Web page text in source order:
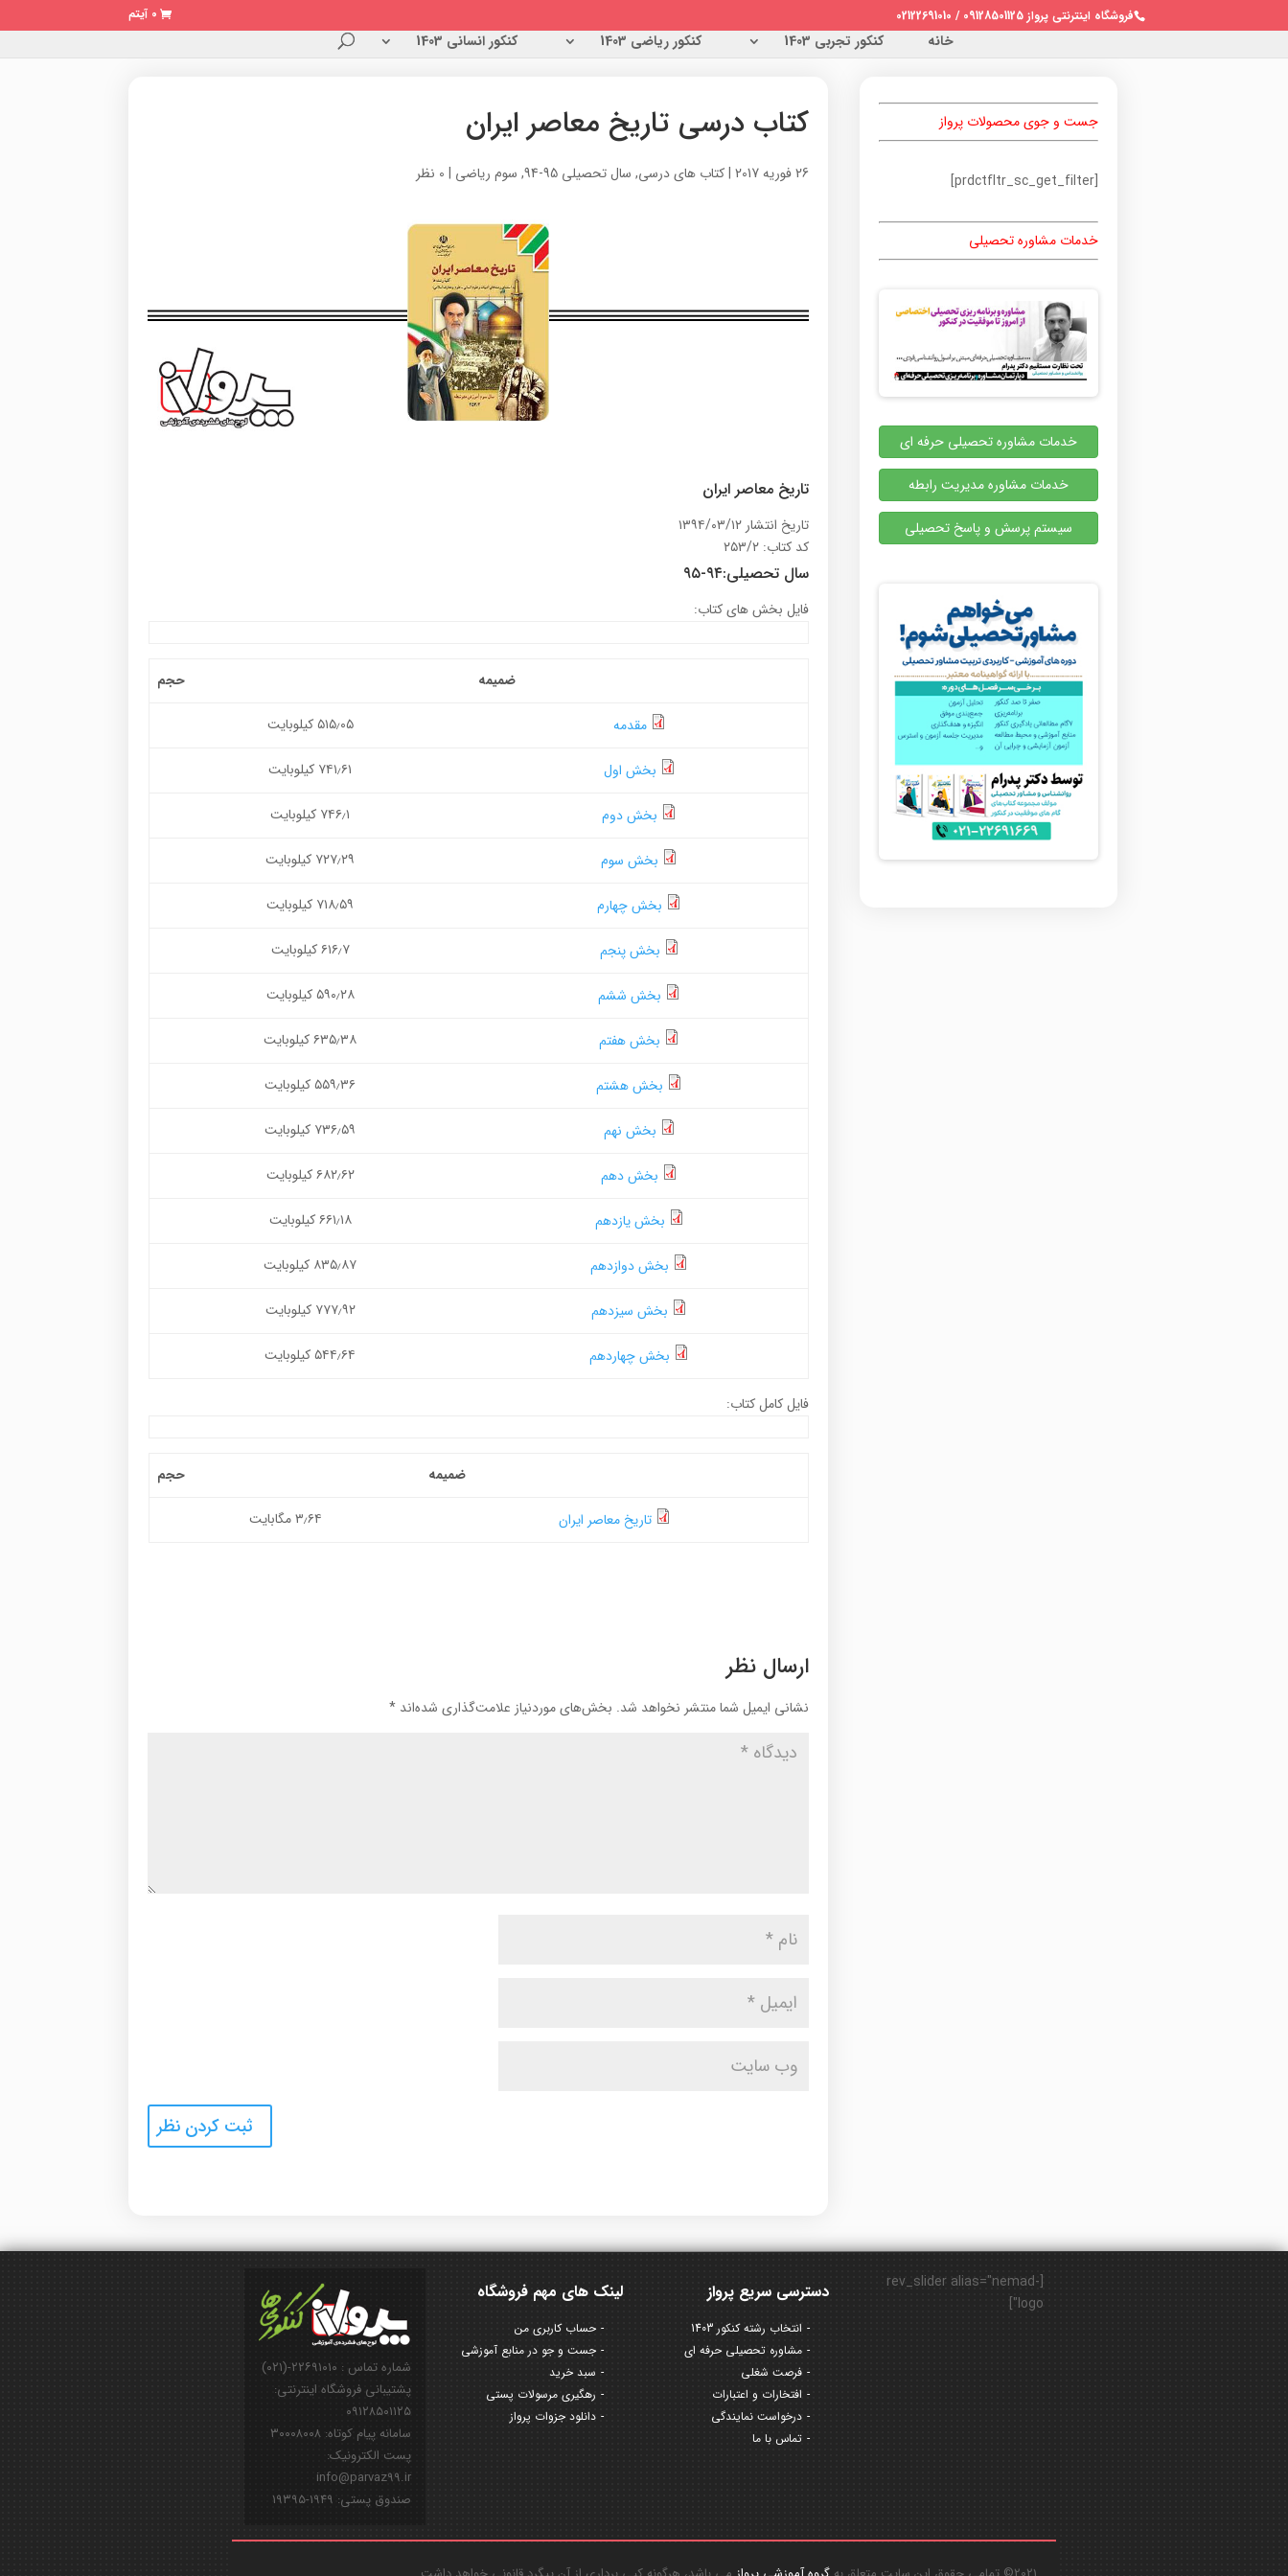
فروشگاه اینترنتی پرواز 09128501125 / 02122691010 0 آیتم
خانه کنکور تجربی 1403 کنکور ریاضی 1403 کنکور انسانی 1403
کتاب درسی تاریخ معاصر ایران
26 فوریه 2017 |کتاب های درسی, سال تحصیلی 95-94 , سوم ریاضی | 0 نظر
تاریخ معاصر ایران
تاریخ انتشار ۱۳۹۴/۰۳/۱۲
کد کتاب: ۲۵۳/۲
سال تحصیلی:۹۴-۹۵
فایل بخش های کتاب:
ضمیمه حجم
مقدمه ۵۱۵٫۰۵ کیلوبایت
بخش اول ۷۴۱٫۶۱ کیلوبایت
بخش دوم ۷۴۶٫۱ کیلوبایت
بخش سوم ۷۲۷٫۲۹ کیلوبایت
بخش چهارم ۷۱۸٫۵۹ کیلوبایت
بخش پنجم ۶۱۶٫۷ کیلوبایت
بخش ششم ۵۹۰٫۲۸ کیلوبایت
بخش هفتم ۶۳۵٫۳۸ کیلوبایت
بخش هشتم ۵۵۹٫۳۶ کیلوبایت
بخش نهم ۷۳۶٫۵۹ کیلوبایت
بخش دهم ۶۸۲٫۶۲ کیلوبایت
بخش یازدهم ۶۶۱٫۱۸ کیلوبایت
بخش دوازدهم ۸۳۵٫۸۷ کیلوبایت
بخش سیزدهم ۷۷۷٫۹۲ کیلوبایت
بخش چهاردهم ۵۴۴٫۶۴ کیلوبایت
فایل کامل کتاب:
ضمیمه حجم
تاریخ معاصر ایران ۳٫۶۴ مگابایت
ارسال نظر
نشانی ایمیل شما منتشر نخواهد شد. بخش‌های موردنیاز علامت‌گذاری شده‌اند *
جست و جوی محصولات پرواز
[prdctfltr_sc_get_filter]
خدمات مشاوره تحصیلی
خدمات مشاوره تحصیلی حرفه ای
خدمات مشاوره مدیریت رابطه
سیستم پرسش و پاسخ تحصیلی
شماره تماس : ۲۲۶۹۱۰۱۰-(۰۲۱)
پشتیبانی فروشگاه اینترنتی:
۰۹۱۲۸۵۰۱۱۲۵
سامانه پیام کوتاه: ۳۰۰۰۸۰۰۸
پست الکترونیک:
info@parvaz99.ir
صندوق پستی: ۱۹۴۹-۱۹۳۹۵
لینک های مهم فروشگاه
حساب کاربری من
جست و جو در منابع آموزشی
سبد خرید
رهگیری مرسولات پستی
دانلود جزوات پرواز
دسترسی سریع پرواز
انتخاب رشته کنکور 1403
مشاوره تحصیلی حرفه ای
فرصت شغلی
افتخارات و اعتبارات
درخواست نمایندگی
تماس با ما
[rev_slider alias="nemad-
logo"]